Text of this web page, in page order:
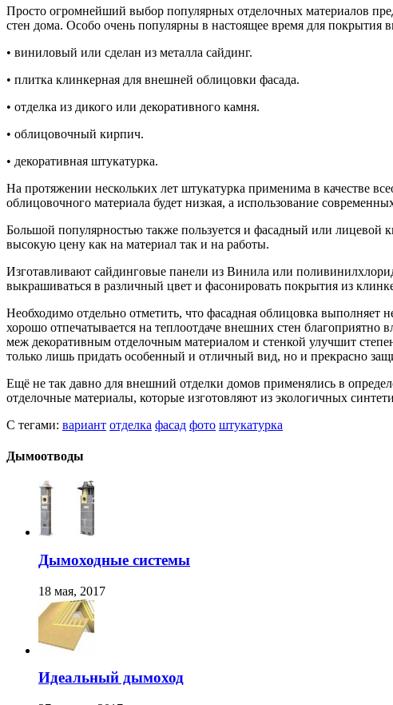
Просто огромнейший выбор популярных отделочных материалов
стен дома. Особо очень популярны в настоящее время для покрытия
• виниловый или сделан из металла сайдинг.
• плитка клинкерная для внешней облицовки фасада.
• отделка из дикого или декоративного камня.
• облицовочный кирпич.
• декоративная штукатурка.
На протяжении нескольких лет штукатурка применима в качестве
облицовочного материала будет низкая, а использование
Большой популярностью также пользуется и фасадный или
высокую цену как на материал так и на работы.
Изготавливают сайдинговые панели из Винила или
выкрашиваться в различный цвет и фасонировать покрытия из
Необходимо отдельно отметить, что фасадная облицовка
хорошо отпечатывается на теплоотдаче внешних стен
меж декоративным отделочным материалом и стенкой улучшит
только лишь придать особенный и отличный вид, но и прекрасно
Ещё не так давно для внешний отделки домов применялись в
отделочные материалы, которые изготовляют из экологичных
С тегами: вариант отделка фасад фото штукатурка
Дымоотводы
Дымоходные системы
18 мая, 2017
Идеальный дымоход